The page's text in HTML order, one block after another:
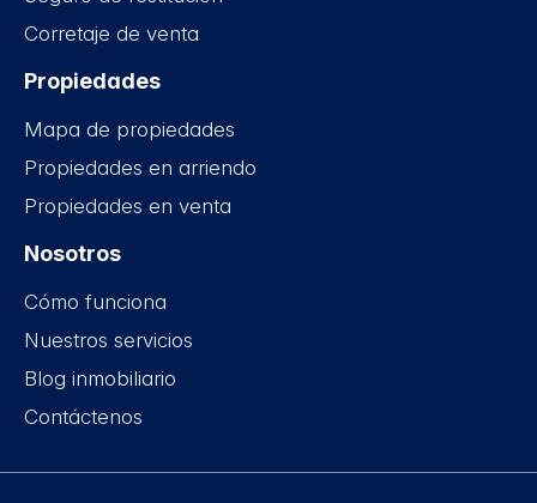
Corretaje de venta
Propiedades
Mapa de propiedades
Propiedades en arriendo
Propiedades en venta
Nosotros
Cómo funciona
Nuestros servicios
Blog inmobiliario
Contáctenos